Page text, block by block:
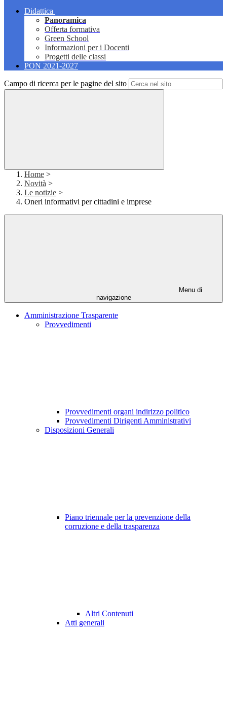
Didattica
Panoramica
Offerta formativa
Green School
Informazioni per i Docenti
Progetti delle classi
PON 2021-2027
Campo di ricerca per le pagine del sito
Home >
Novità >
Le notizie >
Oneri informativi per cittadini e imprese
Menu di
navigazione
Amministrazione Trasparente
Provvedimenti
Provvedimenti organi indirizzo politico
Provvedimenti Dirigenti Amministrativi
Disposizioni Generali
Piano triennale per la prevenzione della
corruzione e della trasparenza
Altri Contenuti
Atti generali